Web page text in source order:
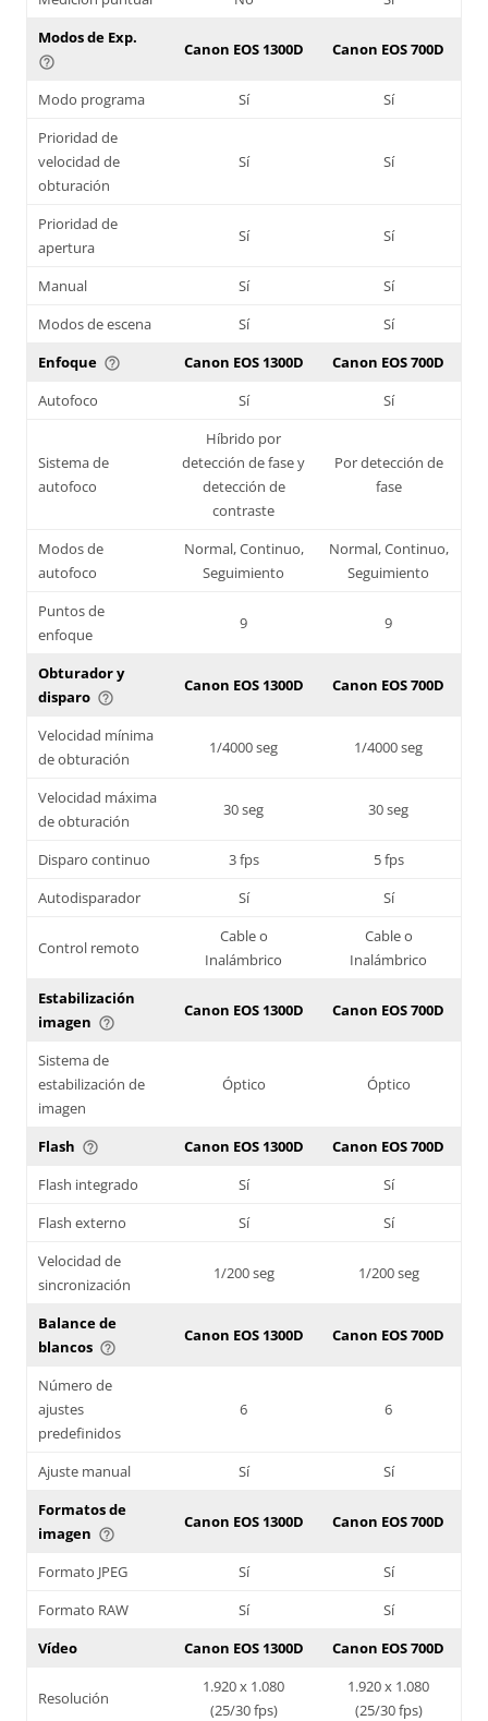
Modos de Exp.
help_outline
Canon EOS 1300D Canon EOS 700D
Modo programa Sí
Sí
Prioridad de
velocidad de
obturación
Sí Sí
Prioridad de
apertura
Sí Sí
Manual Sí
Sí
Modos de escena
Sí
Sí
Enfoque help_outline Canon EOS 1300D
Canon EOS 700D
Autofoco
Sí Sí
Sistema de
autofoco
Híbrido por
detección de fase y
detección de
contraste
Por detección de
fase
Modos de
autofoco
Normal, Continuo,
Seguimiento
Normal, Continuo,
Seguimiento
Puntos de
enfoque
9 9
Obturador y
disparo help_outline
Canon EOS 1300D Canon EOS 700D
Velocidad mínima
de obturación
1/4000 seg 1/4000 seg
Velocidad máxima
de obturación
30 seg 30 seg
Disparo continuo 3 fps
5 fps
Autodisparador
Sí Sí
Control remoto
Cable o
Inalámbrico
Cable o
Inalámbrico
Estabilización
imagen help_outline
Canon EOS 1300D Canon EOS 700D
Sistema de
estabilización de
imagen
Óptico Óptico
Flash help_outline Canon EOS 1300D
Canon EOS 700D
Flash integrado
Sí
Sí
Flash externo
Sí
Sí
Velocidad de
sincronización
1/200 seg 1/200 seg
Balance de
blancos help_outline
Canon EOS 1300D Canon EOS 700D
Número de
ajustes
predefinidos
6 6
Ajuste manual Sí
Sí
Formatos de
imagen help_outline
Canon EOS 1300D Canon EOS 700D
Formato JPEG Sí
Sí
Formato RAW
Sí
Sí
Vídeo
Canon EOS 1300D Canon EOS 700D
Resolución
1.920 x 1.080
(25/30 fps)
1.920 x 1.080
(25/30 fps)